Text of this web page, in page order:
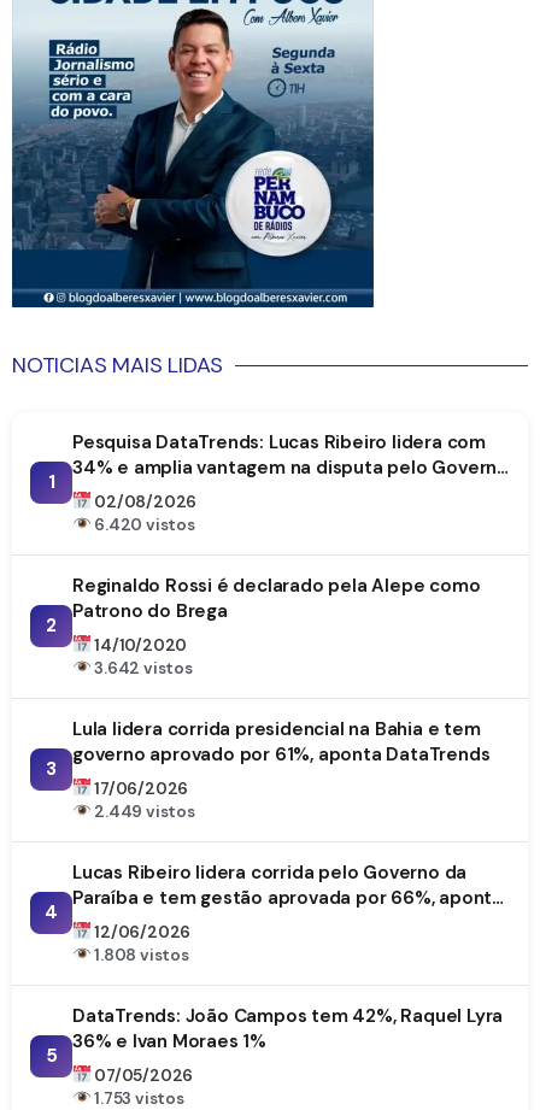
NOTICIAS MAIS LIDAS
1
Pesquisa DataTrends: Lucas Ribeiro lidera com
34% e amplia vantagem na disputa pelo Governo
da Paraíba
02/08/2026
6.420 vistos
2
Reginaldo Rossi é declarado pela Alepe como
Patrono do Brega
14/10/2020
3.642 vistos
3
Lula lidera corrida presidencial na Bahia e tem
governo aprovado por 61%, aponta DataTrends
17/06/2026
2.449 vistos
4
Lucas Ribeiro lidera corrida pelo Governo da
Paraíba e tem gestão aprovada por 66%, aponta
DataTrends
12/06/2026
1.808 vistos
5
DataTrends: João Campos tem 42%, Raquel Lyra
36% e Ivan Moraes 1%
07/05/2026
1.753 vistos